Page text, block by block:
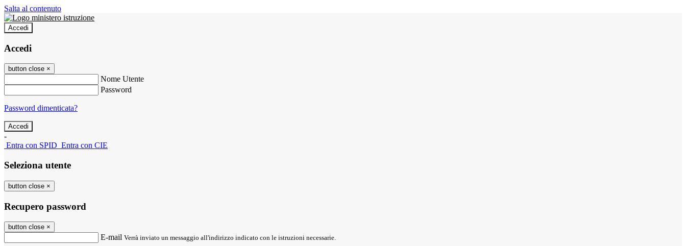
Salta al contenuto
Accedi
Accedi
button close ×
Nome Utente
Password
Password dimenticata?
-
Entra con SPID Entra con CIE
Seleziona utente
button close ×
Recupero password
button close ×
E-mail Verrà inviato un messaggio all'indirizzo indicato con le istruzioni necessarie.